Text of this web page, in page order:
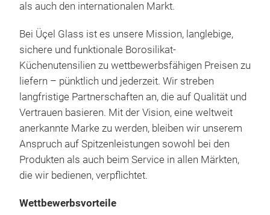
als auch den internationalen Markt.
Bei Üçel Glass ist es unsere Mission, langlebige,
sichere und funktionale Borosilikat-
Küchenutensilien zu wettbewerbsfähigen Preisen zu
liefern – pünktlich und jederzeit. Wir streben
langfristige Partnerschaften an, die auf Qualität und
Vertrauen basieren. Mit der Vision, eine weltweit
anerkannte Marke zu werden, bleiben wir unserem
Anspruch auf Spitzenleistungen sowohl bei den
Produkten als auch beim Service in allen Märkten,
die wir bedienen, verpflichtet.
Wettbewerbsvorteile